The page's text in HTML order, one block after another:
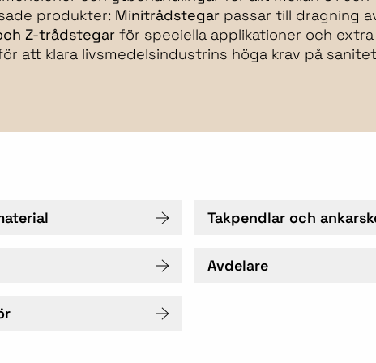
produkter: Minitrådstegar passar till dragning
Z-trådstegar för speciella applikationer och extra
att klara livsmedelsindustrins höga krav på
Takpendlar och
Avdelare